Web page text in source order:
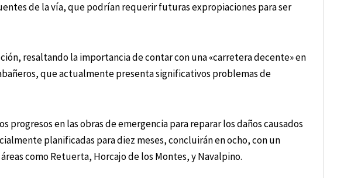
de la vía, que podrían requerir futuras expropiaciones para ser
resaltando la importancia de contar con una «carretera decente» en
que actualmente presenta significativos problemas de
progresos en las obras de emergencia para reparar los daños causados
planificadas para diez meses, concluirán en ocho, con un
como Retuerta, Horcajo de los Montes, y Navalpino.